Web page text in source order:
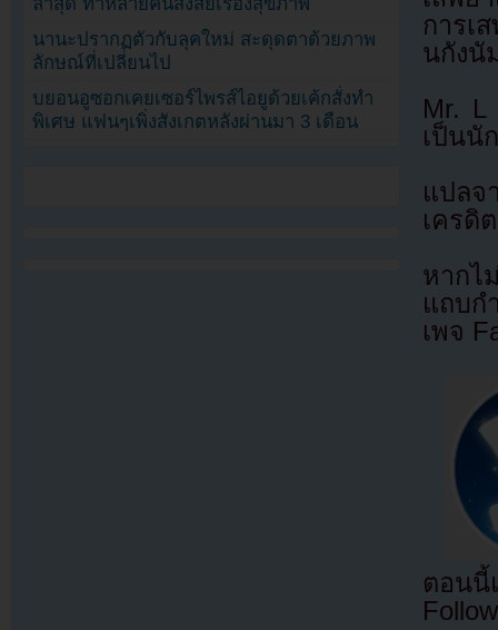
การเ
นกังนั
Mr. L
เป็นนั
แปล
เครดิ
หากไ
แถบก
เพจ
ตอนนี้
นานะปรากฏตัวกับลุคใหม่ สะดุดตาด้วยภาพ
ลักษณ์ที่เปลี่ยนไป
บยอนอูซอกเคยเซอร์ไพรส์ไอยูด้วยเค้กสั่งทำ
พิเศษ แฟนๆเพิ่งสังเกตหลังผ่านมา 3 เดือน